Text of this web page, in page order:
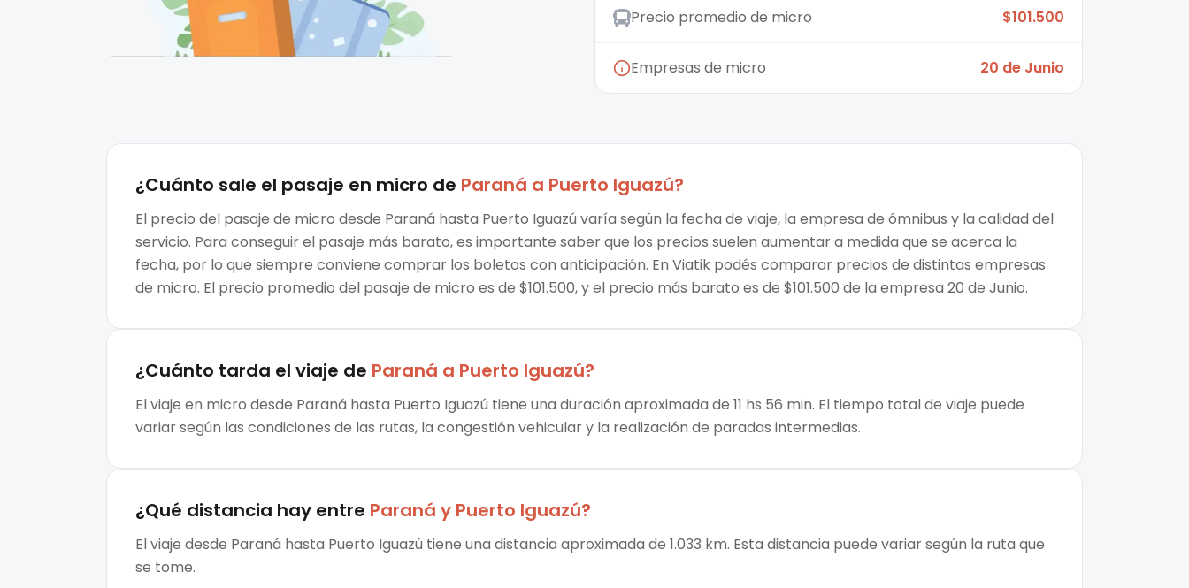
Precio promedio de micro $101.500
Empresas de micro 20 de Junio
¿Cuánto sale el pasaje en micro de Paraná a Puerto Iguazú?
El precio del pasaje de micro desde Paraná hasta Puerto Iguazú varía según la fecha de viaje, la empresa de ómnibus y la calidad del
servicio. Para conseguir el pasaje más barato, es importante saber que los precios suelen aumentar a medida que se acerca la
fecha, por lo que siempre conviene comprar los boletos con anticipación. En Viatik podés comparar precios de distintas empresas
de micro. El precio promedio del pasaje de micro es de $101.500, y el precio más barato es de $101.500 de la empresa 20 de Junio.
¿Cuánto tarda el viaje de Paraná a Puerto Iguazú?
El viaje en micro desde Paraná hasta Puerto Iguazú tiene una duración aproximada de 11 hs 56 min. El tiempo total de viaje puede
variar según las condiciones de las rutas, la congestión vehicular y la realización de paradas intermedias.
¿Qué distancia hay entre Paraná y Puerto Iguazú?
El viaje desde Paraná hasta Puerto Iguazú tiene una distancia aproximada de 1.033 km. Esta distancia puede variar según la ruta que
se tome.